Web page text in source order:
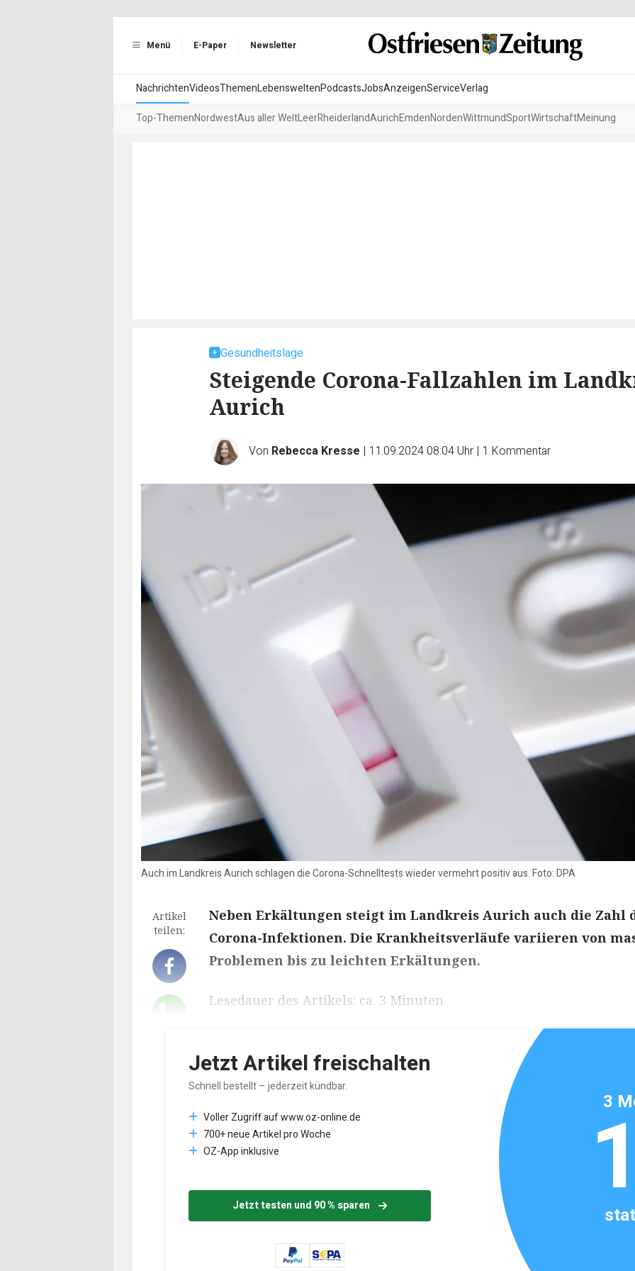
Menü E-Paper Newsletter
NachrichtenVideosThemenLebensweltenPodcastsJobsAnzeigenServiceVerlag
Top-ThemenNordwestAus aller WeltLeerRheiderlandAurichEmdenNordenWittmundSportWirtschaftMeinung
Gesundheitslage
Steigende Corona-Fallzahlen im
Aurich
Von Rebecca Kresse | 11.09.2024 08:04 Uhr | 1 Kommentar
Auch im Landkreis Aurich schlagen die Corona-Schnelltests wieder vermehrt positiv aus. Foto: DPA
Artikel
teilen:
Neben Erkältungen steigt im Landkreis Aurich auch die Zahl
Corona-Infektionen. Die Krankheitsverläufe variieren von
Problemen bis zu leichten Erkältungen.
Lesedauer des Artikels: ca. 3 Minuten
Jetzt Artikel freischalten
Schnell bestellt – jederzeit kündbar.
Voller Zugriff auf www.oz-online.de
700+ neue Artikel pro Woche
OZ-App inklusive
Jetzt testen und 90 % sparen
3